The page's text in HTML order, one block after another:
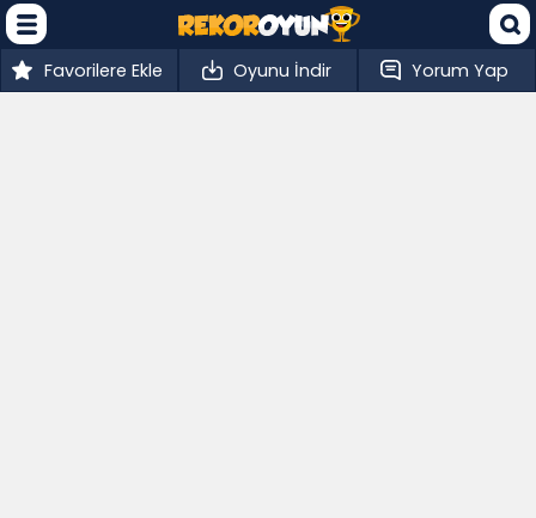
Favorilere Ekle Oyunu İndir Yorum Yap